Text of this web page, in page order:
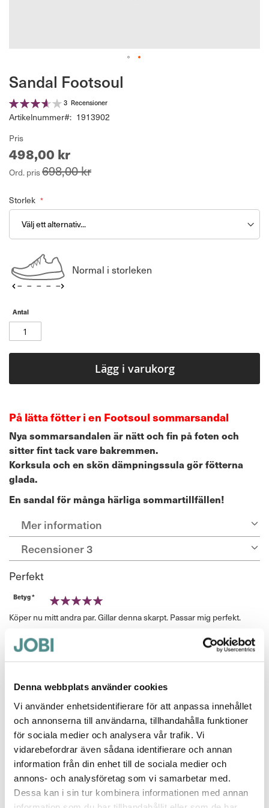
Denna webbplats använder cookies
Vi använder enhetsidentifierare för att anpassa innehållet
och annonserna till användarna, tillhandahålla funktioner
för sociala medier och analysera vår trafik. Vi
vidarebefordrar även sådana identifierare och annan
information från din enhet till de sociala medier och
annons- och analysföretag som vi samarbetar med.
Dessa kan i sin tur kombinera informationen med annan
Sandal Footsoul
Betyg:
73%
3 Recensioner
Artikelnummer
1913902
Pris
498,00 kr
Ord. pris698,00 kr
Storlek
Normal i storleken
Antal
Lägg i varukorg
På lätta fötter i en Footsoul sommarsandal
Nya sommarsandalen är nätt och fin på foten och
sitter fint tack vare bakremmen.
Korksula och en skön dämpningssula gör fötterna
glada.
En sandal för många härliga sommartillfällen!
Mer information
Recensioner 3
Perfekt
Betyg *
Köper nu mitt andra par. Gillar denna skarpt. Passar mig perfekt.
Recenserad av
60%
Nätt och skön sandal men ovandelen är väldigt smal. Jag har fått
lämna in till skomakaren o lästat ut. Gäller även den med slät
ovandel.
Recenserad avHelenePublicerat
den
2022-07-15
För trång
till
början
av
bildgalleriet